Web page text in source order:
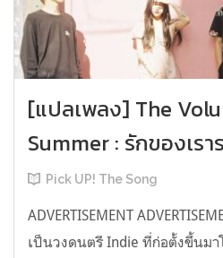
[แปลเพลง] The
Summer : รักของเร
Pick UP! The Song
ADVERTISEMENT
เป็นวงดนตรี Indie ที่ก่อตั้งขึ้นมา